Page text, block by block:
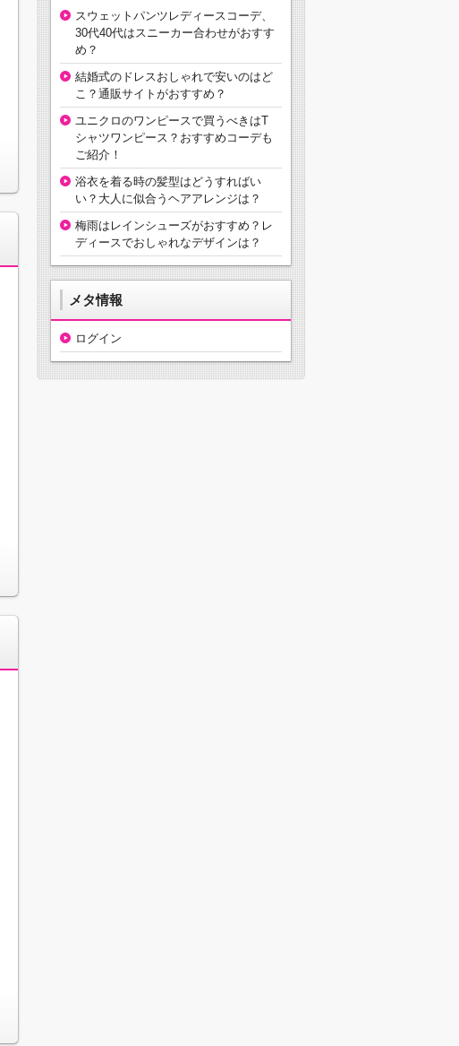
スウェットパンツレディースコーデ、
30代40代はスニーカー合わせがおすす
め？
結婚式のドレスおしゃれで安いのはど
こ？通販サイトがおすすめ？
ユニクロのワンピースで買うべきはT
シャツワンピース？おすすめコーデも
ご紹介！
浴衣を着る時の髪型はどうすればい
い？大人に似合うヘアアレンジは？
梅雨はレインシューズがおすすめ？レ
ディースでおしゃれなデザインは？
メタ情報
ログイン